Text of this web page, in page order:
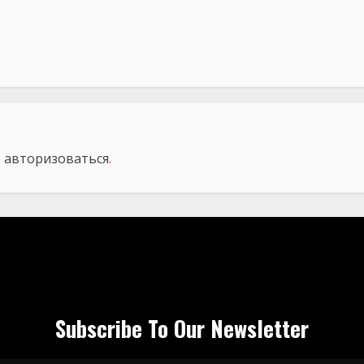
авторизоваться.
Subscribe To Our Newsletter